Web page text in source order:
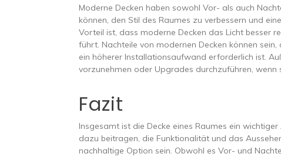
Moderne Decken haben sowohl Vor- als auch
können, den Stil des Raumes zu verbessern und
Vorteil ist, dass moderne Decken das Licht besser
führt. Nachteile von modernen Decken können
ein höherer Installationsaufwand erforderlich ist.
vorzunehmen oder Upgrades durchzuführen, wenn
Fazit
Insgesamt ist die Decke eines Raumes ein
dazu beitragen, die Funktionalität und das
nachhaltige Option sein. Obwohl es Vor- und